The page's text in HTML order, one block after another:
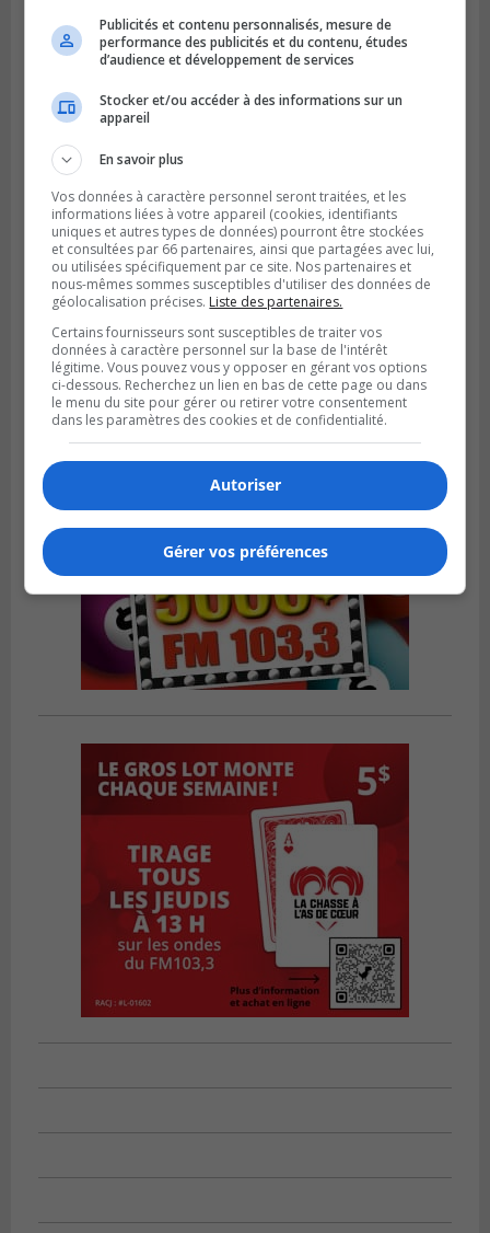
SAINT-CONSTANT
Publié le 4 août 2026 à 14h02
Saint-Constant signe une nouvelle
convention pour le bien de la population
Publicités et contenu personnalisés, mesure de
performance des publicités et du contenu, études
d’audience et développement de services
Stocker et/ou accéder à des informations sur un
appareil
En savoir plus
Vos données à caractère personnel seront traitées, et les
informations liées à votre appareil (cookies, identifiants
uniques et autres types de données) pourront être stockées
et consultées par 66 partenaires, ainsi que partagées avec lui,
ou utilisées spécifiquement par ce site. Nos partenaires et
nous-mêmes sommes susceptibles d'utiliser des données de
géolocalisation précises. Liste des partenaires.
Certains fournisseurs sont susceptibles de traiter vos
données à caractère personnel sur la base de l'intérêt
légitime. Vous pouvez vous y opposer en gérant vos options
ci-dessous. Recherchez un lien en bas de cette page ou dans
le menu du site pour gérer ou retirer votre consentement
dans les paramètres des cookies et de confidentialité.
Autoriser
Gérer vos préférences